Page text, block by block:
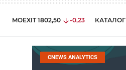
MOEXIT 1802,50 -0,23 КАТАЛОГ
CNEWS ANALYTICS